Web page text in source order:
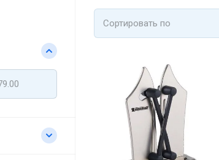
Сортировать по